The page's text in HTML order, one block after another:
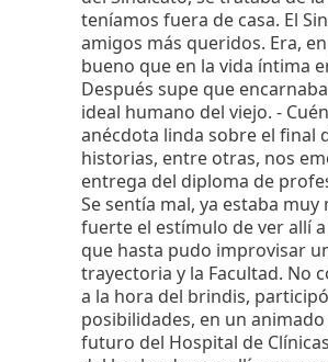
teníamos fuera de casa. El
amigos más queridos. Era,
bueno que en la vida íntima
Después supe que
ideal humano del viejo. -
anécdota linda sobre el final
historias, entre otras, nos
entrega del diploma de
Se sentía mal, ya estaba
fuerte el estímulo de ver allí
que hasta pudo improvisar
trayectoria y la Facultad. No
a la hora del brindis,
posibilidades, en un
futuro del Hospital de